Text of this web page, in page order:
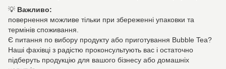
💡 Важливо:
повернення можливе тільки при збереженні упаковки та
термінів споживання.
Є питання по вибору продукту або приготування Bubble Tea?
Наші фахівці з радістю проконсультують вас і остаточно
підберуть продукцію для вашого бізнесу або домашніх